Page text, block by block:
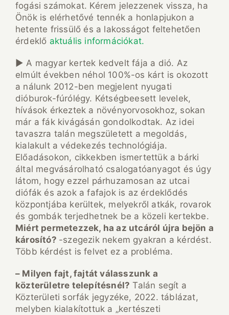
fogási számokat. Kérem jelezzenek vissza, ha
Önök is elérhetővé tennék a honlapjukon a
hetente frissülő és a lakosságot feltehetően
érdeklő aktuális információkat.
► A magyar kertek kedvelt fája a dió. Az
elmúlt években néhol 100%-os kárt is okozott
a nálunk 2012-ben megjelent nyugati
dióburok-fúrólégy. Kétségbeesett levelek,
hívások érkeztek a növényorvosokhoz, sokan
már a fák kivágásán gondolkodtak. Az idei
tavaszra talán megszületett a megoldás,
kialakult a védekezés technológiája.
Előadásokon, cikkekben ismertettük a bárki
által megvásárolható csalogatóanyagot és úgy
látom, hogy ezzel párhuzamosan az utcai
diófák és azok a fafajok is az érdeklődés
központjába kerültek, melyekről atkák, rovarok
és gombák terjedhetnek be a közeli kertekbe.
Miért permetezzek, ha az utcáról újra bejön a
károsító? -szegezik nekem gyakran a kérdést.
Több kérdést is felvet ez a probléma.
– Milyen fajt, fajtát válasszunk a
közterületre telepítésnél? Talán segít a
Közterületi sorfák jegyzéke, 2022. táblázat,
melyben kialakítottuk a „kertészeti